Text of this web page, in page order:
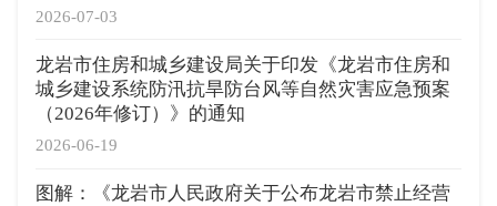
2026-07-03
2026-06-19
龙岩市住房和城乡建设局关于印发《龙岩市住房和
城乡建设系统防汛抗旱防台风等自然灾害应急预案
（2026年修订）》的通知
图解：《龙岩市人民政府关于公布龙岩市禁止经营